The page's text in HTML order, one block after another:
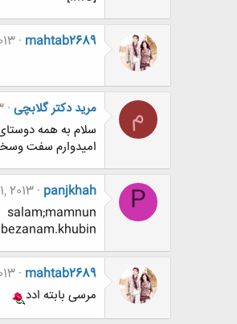
mahtab2689
م مرید دکتر گلابچی
سلام به همه
امیدوارم سفت
P
panjkhah
2013
salam;mamnun
mahtab2689
مرسی بابته ادد